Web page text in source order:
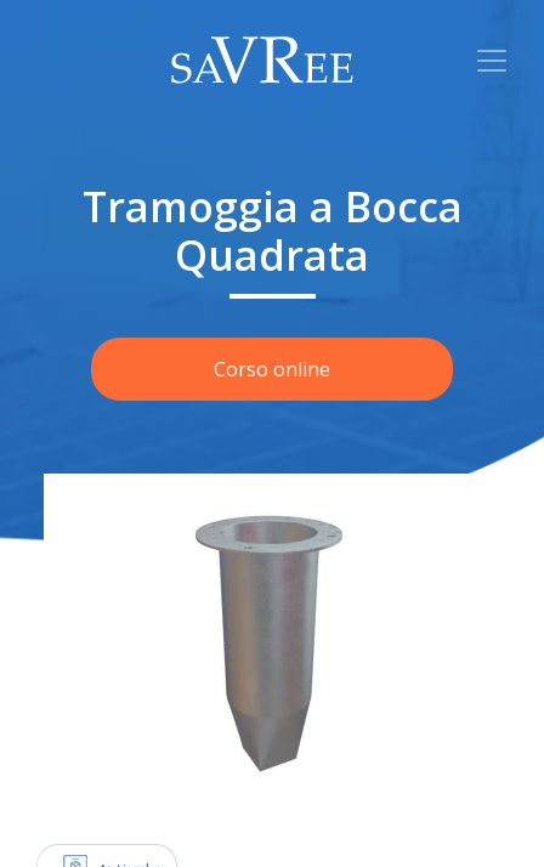
Tramoggia a Bocca
Quadrata
Corso online